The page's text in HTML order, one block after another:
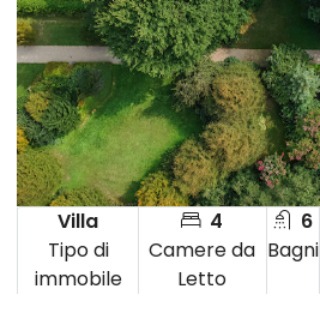
Villa
Tipo di
immobile
4
Camere da
Letto
6
Bagni